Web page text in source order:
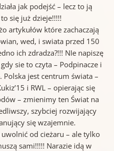
jak podejść – lecz to ją
się już dzieje!!!!!
artykułów które zachaczają
wed, i swiata przed 150
ich zdradza?!!! NIe napiszę
sie to czyta – Podpinacze i
Polska jest centrum świata –
i RWL – opierając się
– zmienimy ten Świat na
szybciej rozwijający
się wzajemnie.
od cieżaru – ale tylko
sami!!!!! Narazie idą w